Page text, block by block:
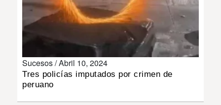
Sucesos /Abril 10, 2024
Tres policías imputados por crimen de
peruano